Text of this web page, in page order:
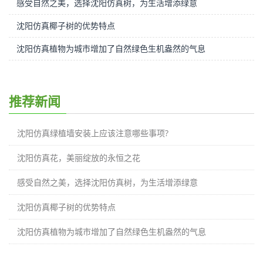
感受自然之美，选择沈阳仿真树，为生活增添绿意
沈阳仿真椰子树的优势特点
沈阳仿真植物为城市增加了自然绿色生机盎然的气息
推荐新闻
沈阳仿真绿植墙安装上应该注意哪些事项?
沈阳仿真花，美丽绽放的永恒之花
感受自然之美，选择沈阳仿真树，为生活增添绿意
沈阳仿真椰子树的优势特点
沈阳仿真植物为城市增加了自然绿色生机盎然的气息